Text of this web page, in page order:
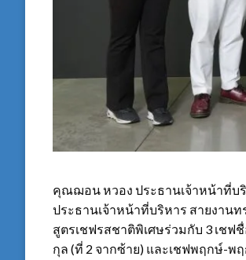
คุณฌอน หวอง ประธานเจ้าหน้าที่บ
ประธานเจ้าหน้าที่บริหาร สายงาน
สูตรเชฟรสชาติพิเศษร่วมกับ 3 เชฟ
กุล (ที่ 2 จากซ้าย) และเชฟพฤกษ์-พ